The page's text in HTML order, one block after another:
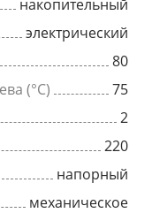
накопительный
электрический
80
(°C)
75
2
220
напорный
механическое